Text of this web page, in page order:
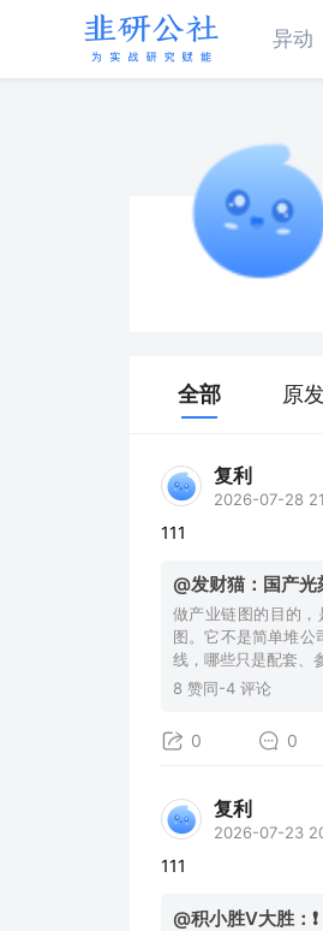
异动
全部 原
复利
2026-07-28
111
@发财猫：国产
做产业链图的目的
图。它不是简单堆公
线，哪些只是配套、
8 赞同-4 评论
0 0
复利
2026-07-23
111
@积小胜V大胜：